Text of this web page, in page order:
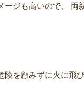
ジも高いので、 両
を顧みずに火に飛